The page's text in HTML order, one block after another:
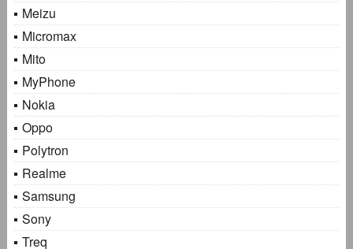
Meizu
Micromax
Mito
MyPhone
Nokia
Oppo
Polytron
Realme
Samsung
Sony
Treq